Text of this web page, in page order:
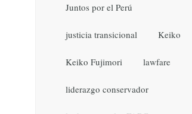
Juntos por el Perú
justicia transicional Keiko
Keiko Fujimori lawfare
liderazgo conservador